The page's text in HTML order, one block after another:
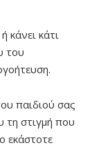
κάνει κάτι
του
παιδιού σας
τη στιγμή που
εκάστοτε